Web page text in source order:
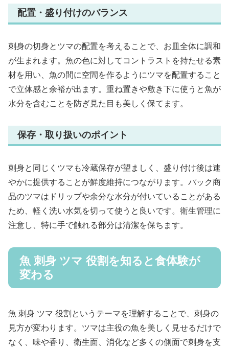
配置・盛り付けのバランス
刺身の切身とツマの配置を考えることで、お皿全体に調和
が生まれます。魚の色に対してコントラストを持たせる素
材を用い、魚の間に空間を作るようにツマを配置すること
で立体感と余裕が出ます。重ね置きや敷き下に使うと魚が
水分を含むことを防ぎ見た目も美しく保てます。
保存・取り扱いのポイント
刺身と同じくツマも冷蔵保存が望ましく、盛り付け後は速
やかに提供することが鮮度維持につながります。パック商
品のツマはドリップや余分な水分が付いていることがある
ため、軽く洗い水気を切って使うと良いです。衛生管理に
注意し、特に手で触れる部分は清潔を保ちます。
魚 刺身 ツマ 役割を知ると食体験が
変わる
魚 刺身 ツマ 役割というテーマを理解することで、刺身の
見方が変わります。ツマは主役の魚を美しく見せるだけで
なく、味や香り、衛生面、消化など多くの側面で刺身を支